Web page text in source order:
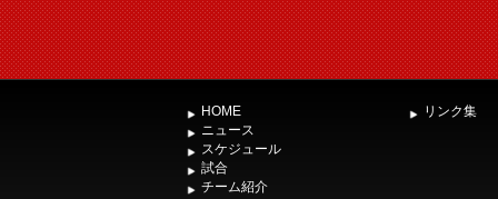
HOME
ニュース
スケジュール
試合
チーム紹介
リンク集